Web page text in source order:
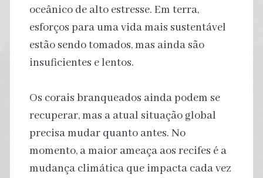
oceânico de alto estresse. Em terra,
esforços para uma vida mais sustentável
estão sendo tomados, mas ainda são
insuficientes e lentos.
Os corais branqueados ainda podem se
recuperar, mas a atual situação global
precisa mudar quanto antes. No
momento, a maior ameaça aos recifes é a
mudança climática que impacta cada vez